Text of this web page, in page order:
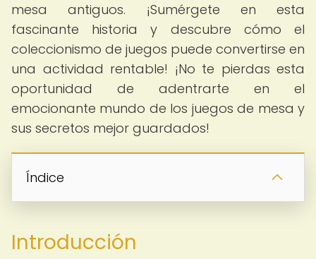
mesa antiguos. ¡Sumérgete en esta
fascinante historia y descubre cómo el
coleccionismo de juegos puede convertirse en
una actividad rentable! ¡No te pierdas esta
oportunidad de adentrarte en el
emocionante mundo de los juegos de mesa y
sus secretos mejor guardados!
Índice
Introducción